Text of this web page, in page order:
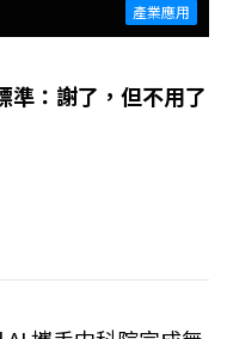
產業應用
準：謝了，但不用了